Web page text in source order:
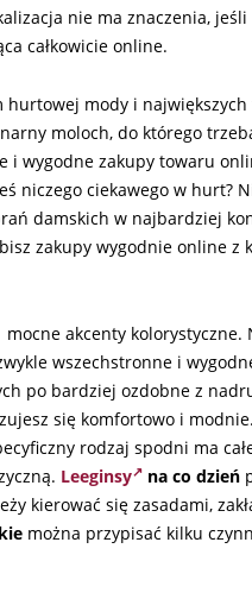
nie ma znaczenia,
całkowicie online.
mody i
moloch, do którego
i wygodne zakupy towaru
niczego ciekawego w hurt?
damskich w najbardziej
zakupy wygodnie online z
akcenty kolorystyczne.
wszechstronne i
po bardziej ozdobne z
się komfortowo i modnie.
rodzaj spodni ma
Leeginsy na co dzień
kierować się zasadami,
można przypisać kilku